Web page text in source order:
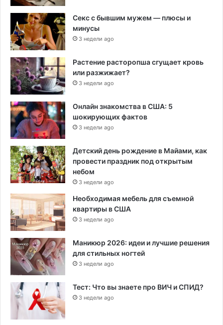
Секс с бывшим мужем — плюсы и
минусы
3 недели ago
Растение расторопша сгущает кровь
или разжижает?
3 недели ago
Онлайн знакомства в США: 5
шокирующих фактов
3 недели ago
Детский день рождение в Майами, как
провести праздник под открытым
небом
3 недели ago
Необходимая мебель для съемной
квартиры в США
3 недели ago
Маникюр 2026: идеи и лучшие решения
для стильных ногтей
3 недели ago
Тест: Что вы знаете про ВИЧ и СПИД?
3 недели ago